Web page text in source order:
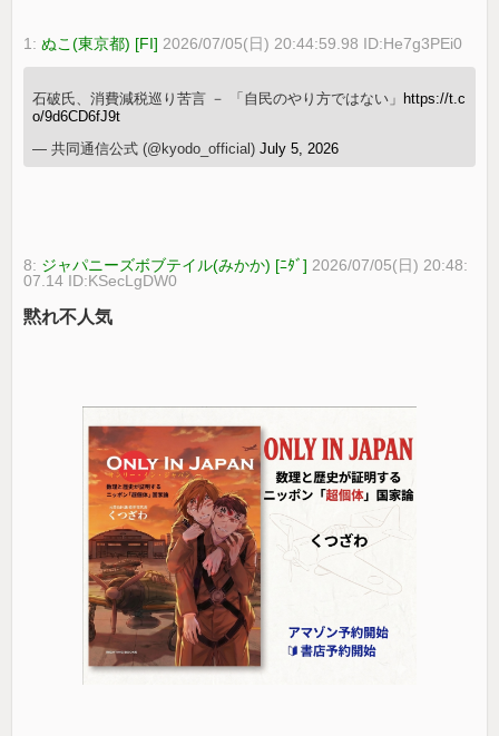
1:ぬこ(東京都) [FI] 2026/07/05(日) 20:44:59.98 ID:He7g3PEi0
石破氏、消費減税巡り苦言 － 「自民のやり方ではない」 https://t.c
o/9d6CD6fJ9t
— 共同通信公式 (@kyodo_official)July 5, 2026
8: ジャパニーズボブテイル(みかか) [ﾆﾀﾞ] 2026/07/05(日) 20:48:
07.14 ID:KSecLgDW0
黙れ不人気